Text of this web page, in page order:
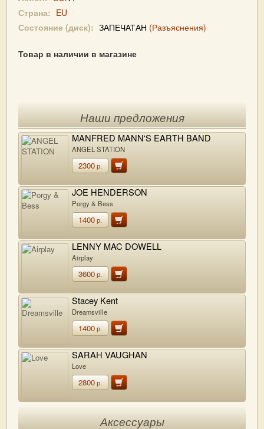
Страна: EU
Состояние (диск): ЗАПЕЧАТАН (Разъяснения)
Товар в наличии в магазине
Наши предложения
MANFRED MANN'S EARTH BAND
ANGEL STATION
2300р.
JOE HENDERSON
Porgy & Bess
1400р.
LENNY MAC DOWELL
Airplay
3600р.
Stacey Kent
Dreamsville
1400р.
SARAH VAUGHAN
Love
2800р.
Аксессуары